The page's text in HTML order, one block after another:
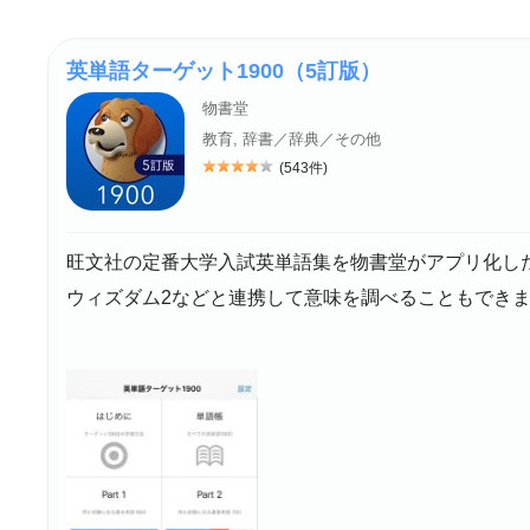
英単語ターゲット1900（5訂版）
物書堂
教育, 辞書／辞典／その他
評価: 4
(543件)
旺文社の定番大学入試英単語集を物書堂がアプリ化し
ウィズダム2などと連携して意味を調べることもできま